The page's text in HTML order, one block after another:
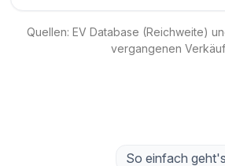
Quellen: EV Database (Reichweite)
vergangenen
So einfach geht's